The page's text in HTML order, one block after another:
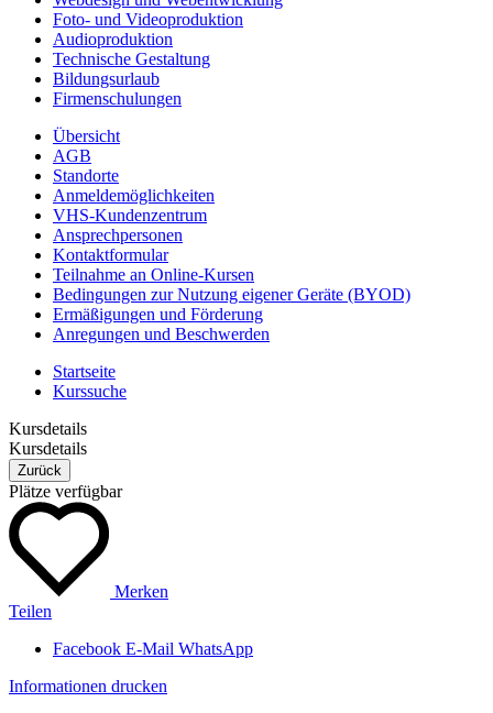
Foto- und Videoproduktion
Audioproduktion
Technische Gestaltung
Bildungsurlaub
Firmenschulungen
Übersicht
AGB
Standorte
Anmeldemöglichkeiten
VHS-Kundenzentrum
Ansprechpersonen
Kontaktformular
Teilnahme an Online-Kursen
Bedingungen zur Nutzung eigener Geräte (BYOD)
Ermäßigungen und Förderung
Anregungen und Beschwerden
Startseite
Kurssuche
Kursdetails
Kursdetails
Zurück
Plätze verfügbar
Merken
Teilen
Facebook E-Mail WhatsApp
Informationen drucken